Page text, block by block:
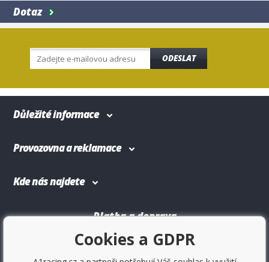
Dotaz
ODESLAT
Důležité informace
Provozovna a reklamace
Kde nás najdete
Platba a doprava
Cookies a GDPR